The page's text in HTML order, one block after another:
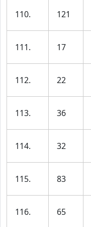
110. 121
111. 17
112. 22
113. 36
114. 32
115. 83
116. 65